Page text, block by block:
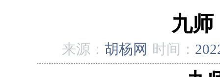
九
来源： 胡杨网 时间：